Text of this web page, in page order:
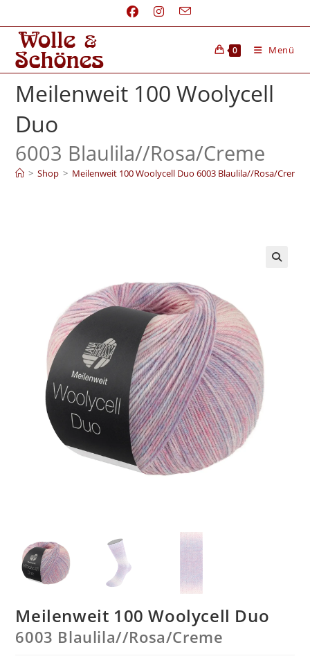
0 Menü
Meilenweit 100 Woolycell
Duo
6003 Blaulila//Rosa/Creme
> Shop > Meilenweit 100 Woolycell Duo 6003 Blaulila//Rosa/Creme
Meilenweit 100 Woolycell Duo
6003 Blaulila//Rosa/Creme